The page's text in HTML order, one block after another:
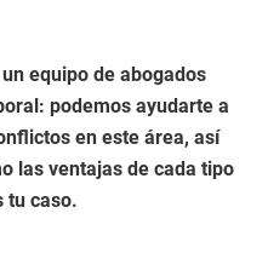
equipo de abogados
podemos ayudarte a
en este área, así
las ventajas de cada tipo
tu caso.